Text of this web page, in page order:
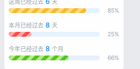
这周已经过去
天
85%
本月已经过去 8 天
25%
今年已经过去 8 个月
66%